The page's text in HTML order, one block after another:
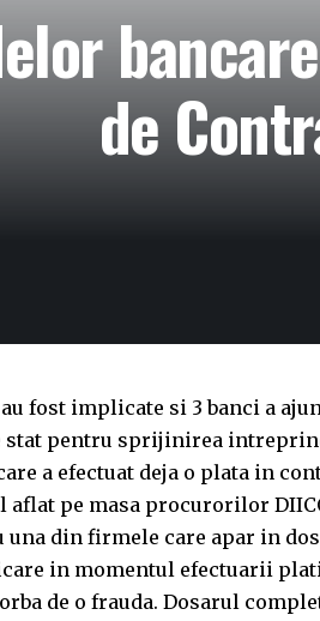
de
fost implicate si 3 banci a
stat pentru sprijinirea
a efectuat deja o plata in
pe masa procurorilor
din firmele care apar in
in momentul efectuarii
de o frauda. Dosarul